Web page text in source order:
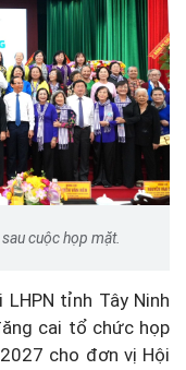
cuộc họp mặt.
tỉnh Tây Ninh
cai tổ chức họp
cho đơn vị Hội